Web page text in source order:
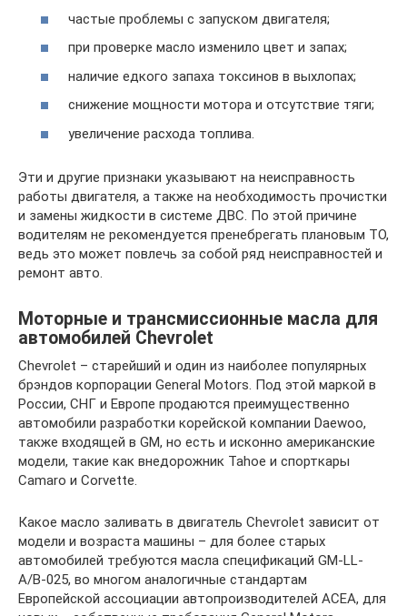
частые проблемы с запуском двигателя;
при проверке масло изменило цвет и запах;
наличие едкого запаха токсинов в выхлопах;
снижение мощности мотора и отсутствие тяги;
увеличение расхода топлива.
Эти и другие признаки указывают на неисправность
работы двигателя, а также на необходимость прочистки
и замены жидкости в системе ДВС. По этой причине
водителям не рекомендуется пренебрегать плановым ТО,
ведь это может повлечь за собой ряд неисправностей и
ремонт авто.
Моторные и трансмиссионные масла для
автомобилей Chevrolet
Chevrolet – старейший и один из наиболее популярных
брэндов корпорации General Motors. Под этой маркой в
России, СНГ и Европе продаются преимущественно
автомобили разработки корейской компании Daewoo,
также входящей в GM, но есть и исконно американские
модели, такие как внедорожник Tahoe и спорткары
Camaro и Corvette.
Какое масло заливать в двигатель Chevrolet зависит от
модели и возраста машины – для более старых
автомобилей требуются масла спецификаций GM-LL-
A/B-025, во многом аналогичные стандартам
Европейской ассоциации автопроизводителей ACEA, для